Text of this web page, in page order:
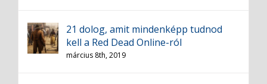
21 dolog, amit mindenképp tudnod
kell a Red Dead Online-ról
március 8th, 2019